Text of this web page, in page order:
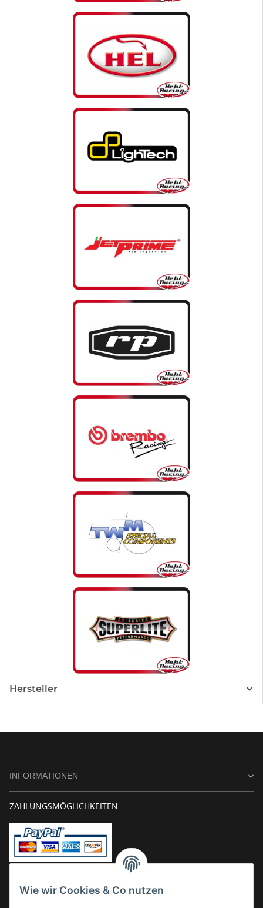
Wie wir Cookies & Co nutzen
Hersteller
INFORMATIONEN
ZAHLUNGSMÖGLICHKEITEN